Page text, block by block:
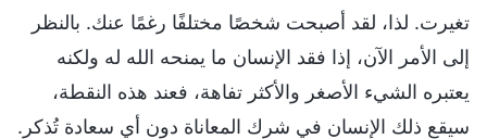
تغيرت. لذا، لقد أصبحت شخصًا مختلفًا رغمًا عنك. بالنظر
إلى الأمر الآن، إذا فقد الإنسان ما يمنحه الله له ولكنه
يعتبره الشيء الأصغر والأكثر تفاهة، فعند هذه النقطة،
سيقع ذلك الإنسان في شرك المعاناة دون أي سعادة تُذكر.